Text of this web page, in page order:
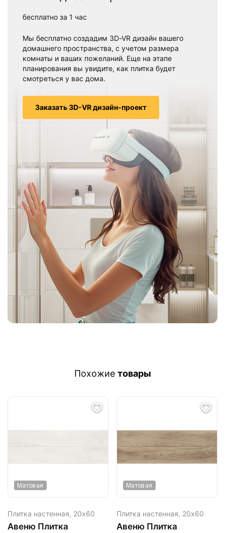
бесплатно за 1 час
Мы бесплатно создадим 3D-VR дизайн вашего
домашнего пространства, с учетом размера
комнаты и ваших пожеланий. Еще на этапе
планирования вы увидите, как плитка будет
смотреться у вас дома.
Заказать 3D-VR дизайн-проект
Похожие товары
Матовая
Плитка настенная, 20х60
Авеню Плитка
Матовая
Плитка настенная, 20х60
Авеню Плитка